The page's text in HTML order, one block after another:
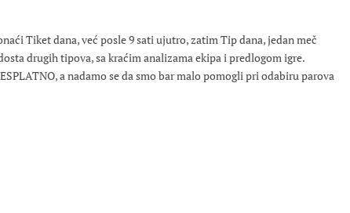
Tiket dana, već posle 9 sati ujutro, zatim Tip dana, jedan meč
drugih tipova, sa kraćim analizama ekipa i predlogom igre.
a nadamo se da smo bar malo pomogli pri odabiru parova